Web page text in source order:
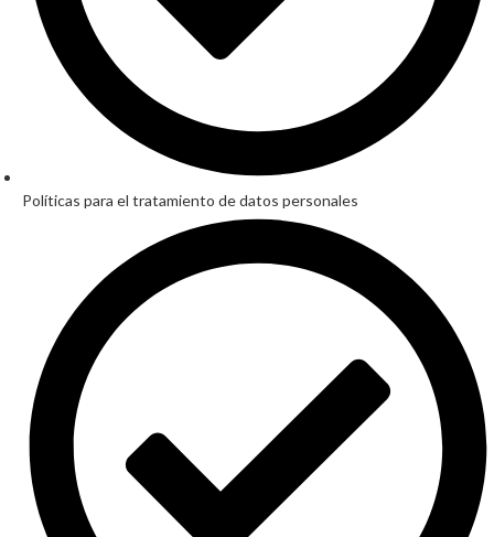
Políticas para el tratamiento de datos personales